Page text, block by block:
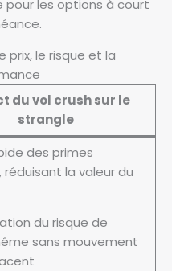
les options à court
prix, le risque et la
du vol crush sur le
strangle
des primes
réduisant la valeur du
du risque de
sans mouvement